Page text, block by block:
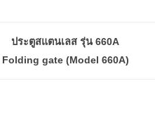
ประตูสแตนเลส รุ่น 660A
Folding gate (Model 660A)